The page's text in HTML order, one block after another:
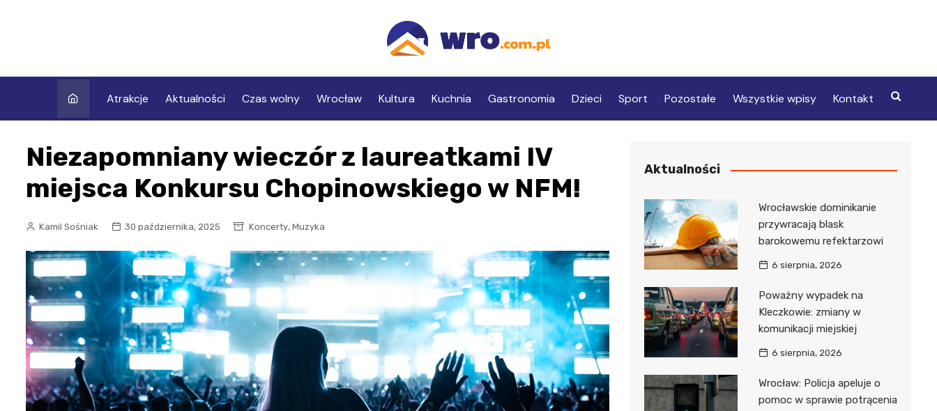
Atrakcje Aktualności Czas wolny Wrocław Kultura Kuchnia Gastronomia Dzieci Sport Pozostałe Wszystkie wpisy Kontakt
Niezapomniany wieczór z laureatkami IV
miejsca Konkursu Chopinowskiego w NFM!
Kamil Sośniak 30 października, 2025 Koncerty, Muzyka
Aktualności
Wrocławskie dominikanie
przywracają blask
barokowemu refektarzowi
6 sierpnia, 2026
Poważny wypadek na
Kleczkowie: zmiany w
komunikacji miejskiej
6 sierpnia, 2026
Wrocław: Policja apeluje o
pomoc w sprawie potrącenia